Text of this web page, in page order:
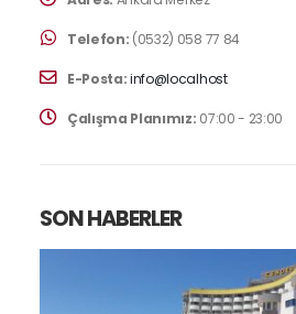
Telefon: (0532) 058 77 84
E-Posta:info@localhost
Çalışma Planımız: 07:00 - 23:00
SON HABERLER